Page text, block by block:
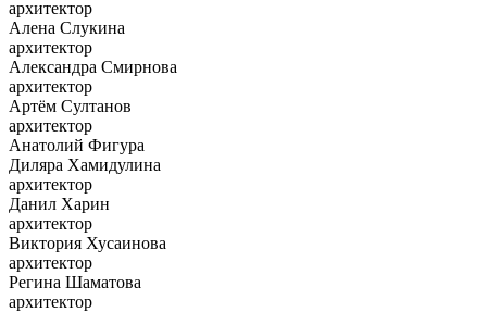
архитектор
Алена Слукина
архитектор
Александра Смирнова
архитектор
Артём Султанов
архитектор
Анатолий Фигура
Диляра Хамидулина
архитектор
Данил Харин
архитектор
Виктория Хусаинова
архитектор
Регина Шаматова
архитектор